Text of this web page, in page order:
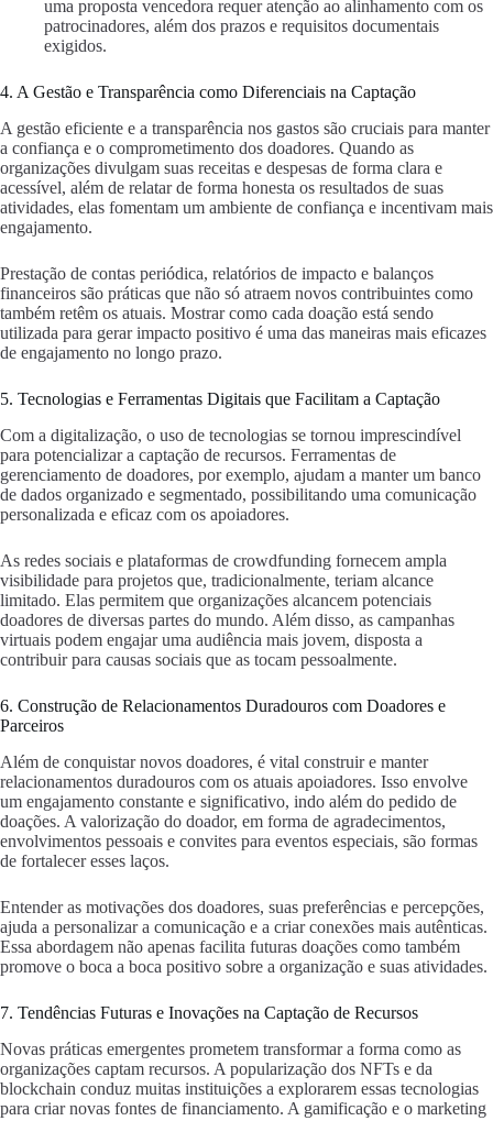
uma proposta vencedora requer atenção ao alinhamento com os
patrocinadores, além dos prazos e requisitos documentais
exigidos.
4. A Gestão e Transparência como Diferenciais na Captação
A gestão eficiente e a transparência nos gastos são cruciais para manter
a confiança e o comprometimento dos doadores. Quando as
organizações divulgam suas receitas e despesas de forma clara e
acessível, além de relatar de forma honesta os resultados de suas
atividades, elas fomentam um ambiente de confiança e incentivam mais
engajamento.
Prestação de contas periódica, relatórios de impacto e balanços
financeiros são práticas que não só atraem novos contribuintes como
também retêm os atuais. Mostrar como cada doação está sendo
utilizada para gerar impacto positivo é uma das maneiras mais eficazes
de engajamento no longo prazo.
5. Tecnologias e Ferramentas Digitais que Facilitam a Captação
Com a digitalização, o uso de tecnologias se tornou imprescindível
para potencializar a captação de recursos. Ferramentas de
gerenciamento de doadores, por exemplo, ajudam a manter um banco
de dados organizado e segmentado, possibilitando uma comunicação
personalizada e eficaz com os apoiadores.
As redes sociais e plataformas de crowdfunding fornecem ampla
visibilidade para projetos que, tradicionalmente, teriam alcance
limitado. Elas permitem que organizações alcancem potenciais
doadores de diversas partes do mundo. Além disso, as campanhas
virtuais podem engajar uma audiência mais jovem, disposta a
contribuir para causas sociais que as tocam pessoalmente.
6. Construção de Relacionamentos Duradouros com Doadores e
Parceiros
Além de conquistar novos doadores, é vital construir e manter
relacionamentos duradouros com os atuais apoiadores. Isso envolve
um engajamento constante e significativo, indo além do pedido de
doações. A valorização do doador, em forma de agradecimentos,
envolvimentos pessoais e convites para eventos especiais, são formas
de fortalecer esses laços.
Entender as motivações dos doadores, suas preferências e percepções,
ajuda a personalizar a comunicação e a criar conexões mais autênticas.
Essa abordagem não apenas facilita futuras doações como também
promove o boca a boca positivo sobre a organização e suas atividades.
7. Tendências Futuras e Inovações na Captação de Recursos
Novas práticas emergentes prometem transformar a forma como as
organizações captam recursos. A popularização dos NFTs e da
blockchain conduz muitas instituições a explorarem essas tecnologias
para criar novas fontes de financiamento. A gamificação e o marketing